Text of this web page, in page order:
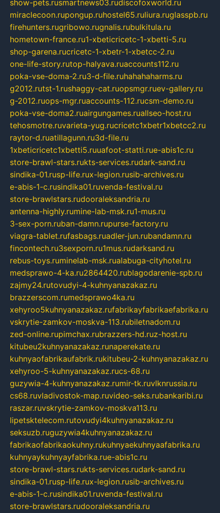
show-pets.rusmartnews03.rudiscofoxworld.ru
miraclecoon.rupongup.ruhostel65.ruliura.ruglasspb.ru
firehunters.rugribowo.rugnalis.rubulkitula.ru
hometown-france.ru1-xbeticricetc-1-xbetti-5.ru
shop-garena.rucricetc-1-xbetr-1-xbetcc-2.ru
one-life-story.rutop-halyava.ruaccounts112.ru
poka-vse-doma-2.ru3-d-file.ruhahahaharms.ru
g2012.rutst-1.rushaggy-cat.ruopsmgr.ruev-gallery.ru
g-2012.ruops-mgr.ruaccounts-112.rucsm-demo.ru
poka-vse-doma2.ruairgungames.ruallseo-host.ru
tehosmotre.ruvarieta-yug.rucricetc1xbetr1xbetcc2.ru
raytor-d.ruatillagunn.ru3d-file.ru
1xbeticricetc1xbetti5.ruuafoot-statti.rue-abis1c.ru
store-brawl-stars.rukts-services.rudark-sand.ru
sindika-01.rusp-life.rux-legion.rusib-archives.ru
e-abis-1-c.rusindika01.ruvenda-festival.ru
store-brawlstars.rudooraleksandria.ru
antenna-highly.rumine-lab-msk.ru1-mus.ru
3-sex-porn.ruban-damn.rupurse-factory.ru
viagra-tablet.rufasbags.ruadler-jun.rubandamn.ru
fincontech.ru3sexporn.ru1mus.rudarksand.ru
rebus-toys.ruminelab-msk.rualabuga-cityhotel.ru
medsprawo-4-ka.ru2864420.rublagodarenie-spb.ru
zajmy24.rutovudyi-4-kuhnyanazakaz.ru
brazzerscom.rumedsprawo4ka.ru
xehyroo5kuhnyanazakaz.rufabrikayfabrikaefabrika.ru
vskrytie-zamkov-moskva-113.rubiletnadom.ru
zed-online.rupimchax.rubrazzers-hd.ruz-host.ru
kitubeu2kuhnyanazakaz.runaperekate.ru
kuhnyaofabrikaufabrik.rukitubeu-2-kuhnyanazakaz.ru
xehyroo-5-kuhnyanazakaz.rucs-68.ru
guzywia-4-kuhnyanazakaz.rumir-tk.ruvlknrussia.ru
cs68.ruvladivostok-map.ruvideo-seks.rubankaribi.ru
raszar.ruvskrytie-zamkov-moskva113.ru
lipetsktelecom.rutovudyi4kuhnyanazakaz.ru
seksuzb.ruguzywia4kuhnyanazakaz.ru
fabrikaofabrikaokuhny.rukuhnyaekuhnyaafabrika.ru
kuhnyaykuhnyayfabrika.rue-abis1c.ru
store-brawl-stars.rukts-services.rudark-sand.ru
sindika-01.rusp-life.rux-legion.rusib-archives.ru
e-abis-1-c.rusindika01.ruvenda-festival.ru
store-brawlstars.rudooraleksandria.ru